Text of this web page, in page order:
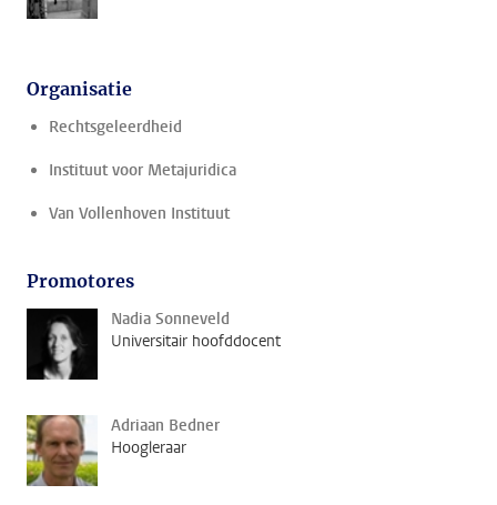
Organisatie
Rechtsgeleerdheid
Instituut voor Metajuridica
Van Vollenhoven Instituut
Promotores
Nadia Sonneveld
Universitair hoofddocent
Adriaan Bedner
Hoogleraar